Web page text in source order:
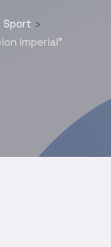
Sport >
Imperial”